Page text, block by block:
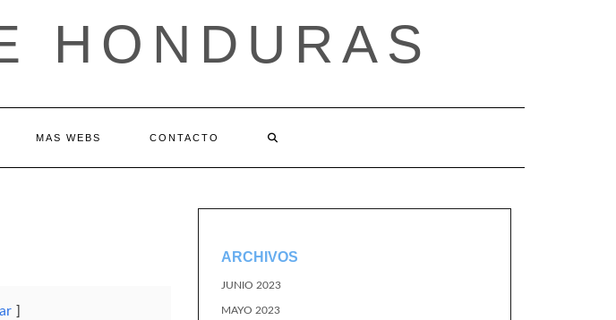
HONDURAS
MAS WEBS CONTACTO
ARCHIVOS
JUNIO 2023
MAYO 2023